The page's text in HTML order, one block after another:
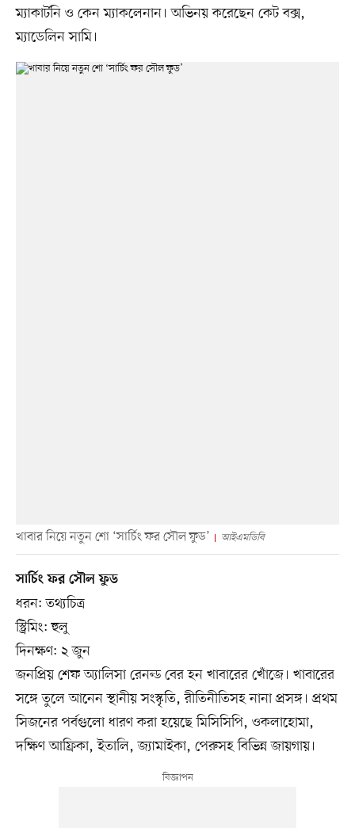
ম্যাকার্টনি ও কেন ম্যাকলেনান। অভিনয় করেছেন কেট বক্স,
ম্যাডেলিন সামি।
খাবার নিয়ে নতুন শো ‘সার্চিং ফর সৌল ফুড’ আইএমডিবি
সার্চিং ফর সৌল ফুড
ধরন: তথ্যচিত্র
স্ট্রিমিং: হুলু
দিনক্ষণ: ২ জুন
জনপ্রিয় শেফ অ্যালিসা রেনল্ড বের হন খাবারের খোঁজে। খাবারের
সঙ্গে তুলে আনেন স্থানীয় সংস্কৃতি, রীতিনীতিসহ নানা প্রসঙ্গ। প্রথম
সিজনের পর্বগুলো ধারণ করা হয়েছে মিসিসিপি, ওকলাহোমা,
দক্ষিণ আফ্রিকা, ইতালি, জ্যামাইকা, পেরুসহ বিভিন্ন জায়গায়।